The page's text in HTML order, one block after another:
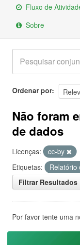
Fluxo de
Sobre
Ordenar por
Não foram
de dados
Licenças: cc-by
Etiquetas:
Relatório
Filtrar Resultados
Por favor tente uma